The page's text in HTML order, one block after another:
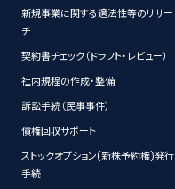
新規事業に関する適法性等のリサー
チ
契約書チェック（ドラフト・レビュー）
社内規程の作成・整備
訴訟手続（民事事件）
債権回収サポート
ストックオプション(新株予約権)発行
手続